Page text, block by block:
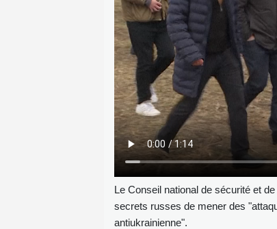
Le Conseil national de sécurité et
secrets russes de mener des
antiukrainienne".